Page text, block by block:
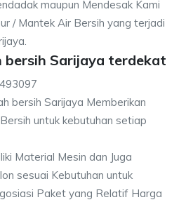
maupun Mendesak Kami
/ Mantek Air Bersih yang terjadi
bersih Sarijaya terdekat
bersih Sarijaya Memberikan
untuk kebutuhan setiap
Material Mesin dan Juga
sesuai Kebutuhan untuk
Paket yang Relatif Harga